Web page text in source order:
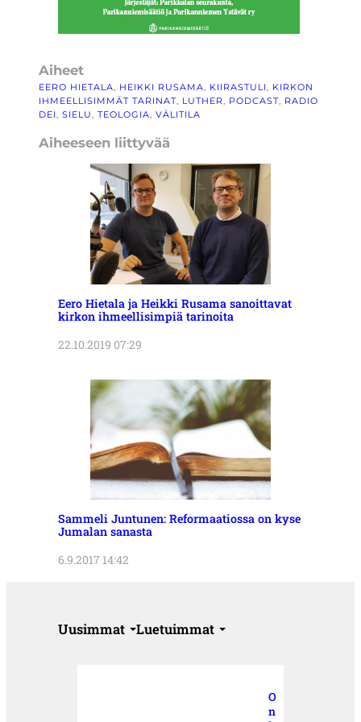
Aiheet
EERO HIETALA, HEIKKI RUSAMA, KIIRASTULI, KIRKON
IHMEELLISIMMÄT TARINAT, LUTHER, PODCAST, RADIO
DEI, SIELU, TEOLOGIA, VÄLITILA
Aiheeseen liittyvää
Eero Hietala ja Heikki Rusama sanoittavat
kirkon ihmeellisimpiä tarinoita
22.10.2019 07:29
Sammeli Juntunen: Reformaatiossa on kyse
Jumalan sanasta
6.9.2017 14:42
Uusimmat Luetuimmat
O
n